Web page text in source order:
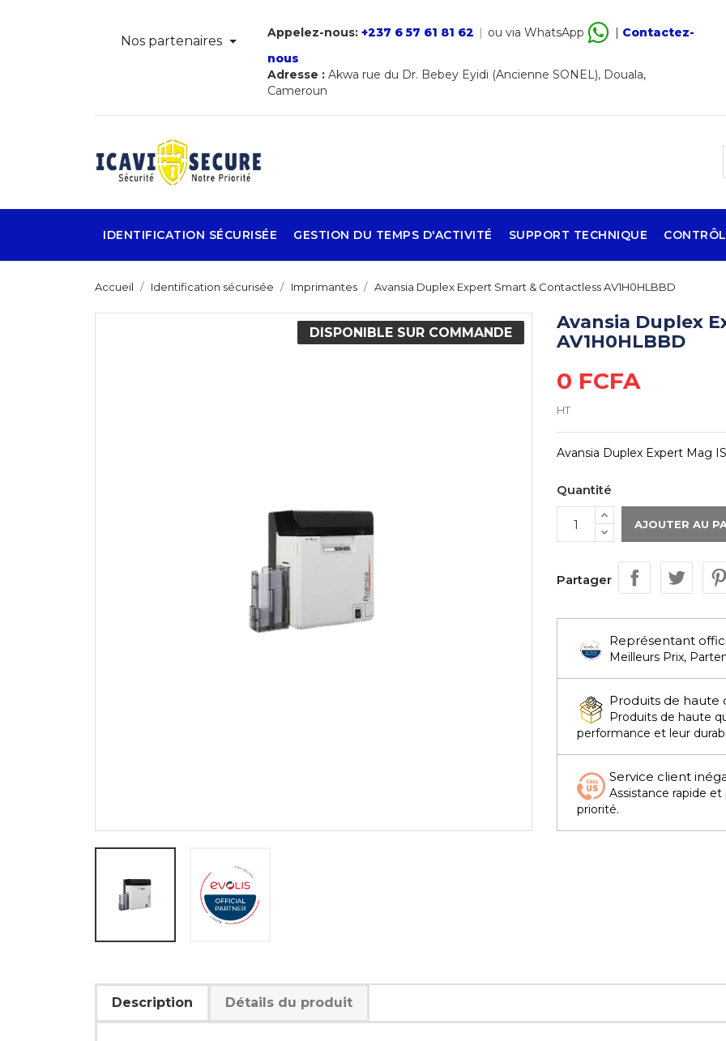
Nos partenaires
Appelez-nous:+237 6 57 61 81 62 | ou via WhatsApp | Contactez-
nous
Adresse : Akwa rue du Dr. Bebey Eyidi (Ancienne SONEL), Douala,
Cameroun
IDENTIFICATION SÉCURISÉE GESTION DU TEMPS D'ACTIVITÉ SUPPORT TECHNIQUE
Accueil Identification sécurisée Imprimantes Avansia Duplex Expert Smart & Contactless AV1H0HLBBD
DISPONIBLE SUR COMMANDE
Avansia Duplex
AV1H0HLBBD
0 FCFA
HT
Avansia Duplex Expert Mag
Quantité
AJOUTER AU
Partager
Représentant
Meilleurs Prix,
Produits de haute
Produits de haute
performance et leur
Service client
Assistance rapide
priorité.
Description Détails du produit